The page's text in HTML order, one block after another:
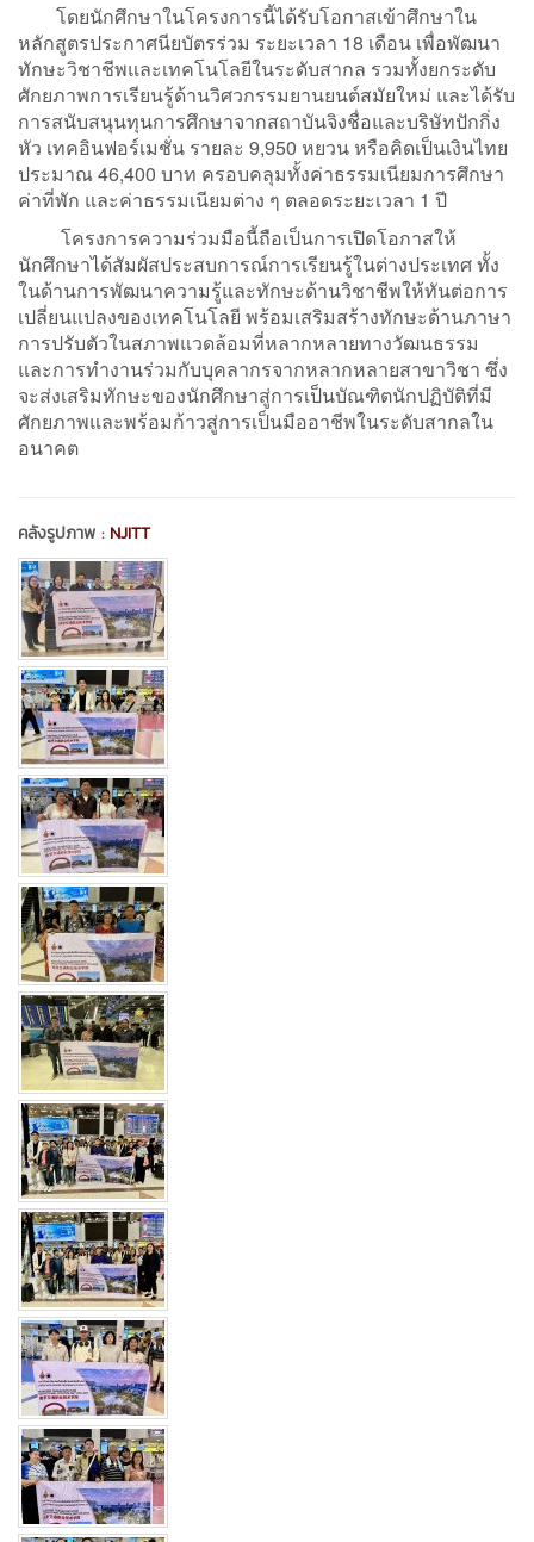
โดยนักศึกษาในโครงการนี้ได้รับโอกาสเข้าศึกษาใน
หลักสูตรประกาศนียบัตรร่วม ระยะเวลา 18 เดือน เพื่อพัฒนา
ทักษะวิชาชีพและเทคโนโลยีในระดับสากล รวมทั้งยกระดับ
ศักยภาพการเรียนรู้ด้านวิศวกรรมยานยนต์สมัยใหม่ และได้รับ
การสนับสนุนทุนการศึกษาจากสถาบันจิงชื่อและบริษัทปักกิ่ง
หัว เทคอินฟอร์เมชั่น รายละ 9,950 หยวน หรือคิดเป็นเงินไทย
ประมาณ 46,400 บาท ครอบคลุมทั้งค่าธรรมเนียมการศึกษา
ค่าที่พัก และค่าธรรมเนียมต่าง ๆ ตลอดระยะเวลา 1 ปี
โครงการความร่วมมือนี้ถือเป็นการเปิดโอกาสให้
นักศึกษาได้สัมผัสประสบการณ์การเรียนรู้ในต่างประเทศ ทั้ง
ในด้านการพัฒนาความรู้และทักษะด้านวิชาชีพให้ทันต่อการ
เปลี่ยนแปลงของเทคโนโลยี พร้อมเสริมสร้างทักษะด้านภาษา
การปรับตัวในสภาพแวดล้อมที่หลากหลายทางวัฒนธรรม
และการทำงานร่วมกับบุคลากรจากหลากหลายสาขาวิชา ซึ่ง
จะส่งเสริมทักษะของนักศึกษาสู่การเป็นบัณฑิตนักปฏิบัติที่มี
ศักยภาพและพร้อมก้าวสู่การเป็นมืออาชีพในระดับสากลใน
อนาคต
คลังรูปภาพ : NJITT